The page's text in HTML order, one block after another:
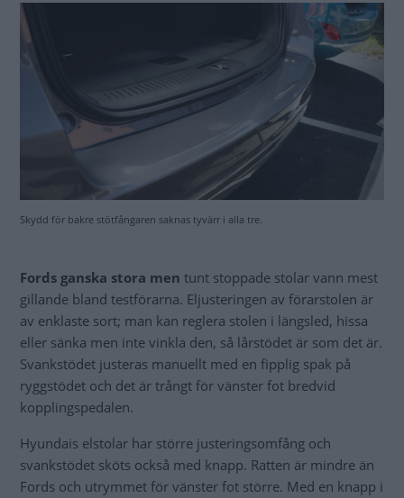
Skydd för bakre stötfångaren saknas tyvärr i alla tre.
Fords ganska stora men tunt stoppade stolar vann mest
gillande bland testförarna. Eljusteringen av förarstolen är
av enklaste sort; man kan reglera stolen i längsled, hissa
eller sänka men inte vinkla den, så lårstödet är som det är.
Svankstödet justeras manuellt med en fipplig spak på
ryggstödet och det är trångt för vänster fot bredvid
kopplingspedalen.
Hyundais elstolar har större justeringsomfång och
svankstödet sköts också med knapp. Ratten är mindre än
Fords och utrymmet för vänster fot större. Med en knapp i